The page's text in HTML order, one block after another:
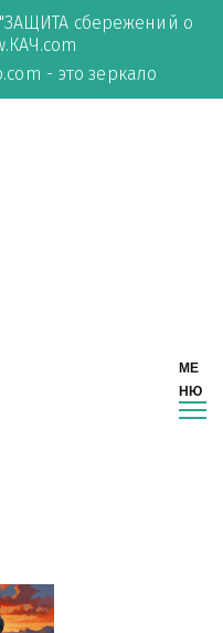
сбережений о
- это зеркало